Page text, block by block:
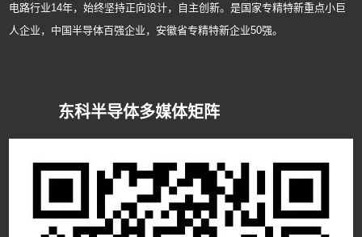
电路行业14年，始终坚持正向设计，自主创新。是国家专精特新重点小巨
人企业，中国半导体百强企业，安徽省专精特新企业50强。
东科半导体多媒体矩阵